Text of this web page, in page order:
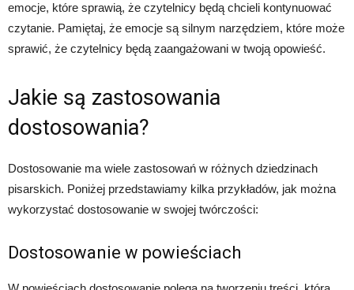
emocje, które sprawią, że czytelnicy będą chcieli kontynuować
czytanie. Pamiętaj, że emocje są silnym narzędziem, które może
sprawić, że czytelnicy będą zaangażowani w twoją opowieść.
Jakie są zastosowania
dostosowania?
Dostosowanie ma wiele zastosowań w różnych dziedzinach
pisarskich. Poniżej przedstawiamy kilka przykładów, jak można
wykorzystać dostosowanie w swojej twórczości:
Dostosowanie w powieściach